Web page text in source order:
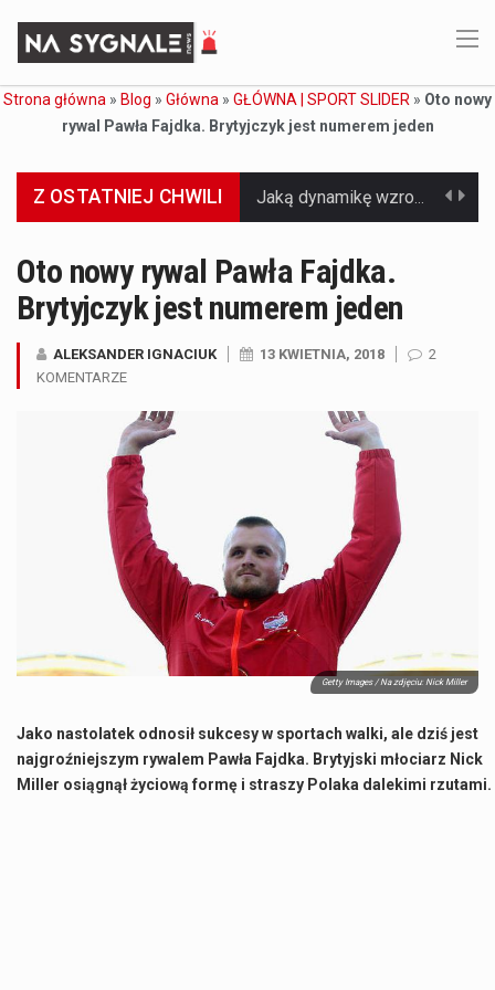
Strona główna » Blog » Główna » GŁÓWNA | SPORT SLIDER » Oto nowy
rywal Pawła Fajdka. Brytyjczyk jest numerem jeden
Z OSTATNIEJ CHWILI
Co to jest cyberbezpieczeństwo w sieci? Cyberbezpieczeństwo w Internecie stanowi istotny element ochrony systemów informacyjnych. Jego zasadniczym celem jest zabezpieczenie przed różnorodnymi cyberzagrożeniami oraz ryzykiem,…
Czym jest Organizacja Traktatu Północnoatlantyckiego? Organizacja Traktatu Północnoatlantyckiego, powszechnie znana jako NATO, to międzynarodowy sojusz polityczno-wojskowy, który powstał 4 kwietnia 1949 roku. Został założony przez…
Oto nowy rywal Pawła Fajdka.
Brytyjczyk jest numerem jeden
ALEKSANDER IGNACIUK 13 KWIETNIA, 2018
2
KOMENTARZE
Getty Images / Na zdjęciu: Nick Miller
Jako nastolatek odnosił sukcesy w sportach walki, ale dziś jest
najgroźniejszym rywalem Pawła Fajdka. Brytyjski młociarz Nick
Miller osiągnął życiową formę i straszy Polaka dalekimi rzutami.